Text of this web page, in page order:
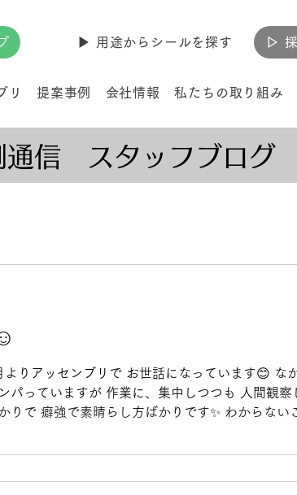
▶︎ 用途からシールを探す ▷
リ 提案事例 会社情報 私たちの取り組み
通信 スタッフブログ
りアッセンブリで お世話になっています😊 な
パっていますが 作業に、集中しつつも 人間観察
りで 癖強で素晴らし方ばかりです✨ わからない